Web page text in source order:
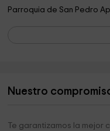
Parroquia de San Pedro
Iglesia Nuestra Señora de
Nuestro
Te garantizamos la